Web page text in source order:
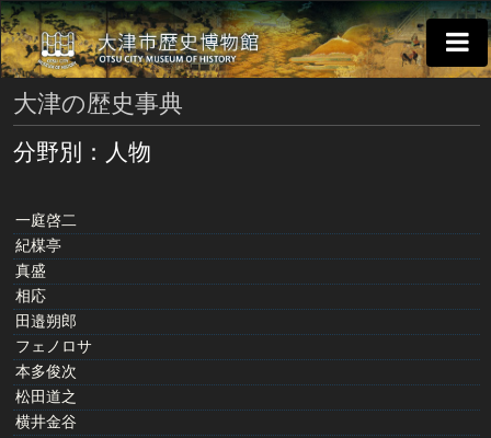
大津の歴史事典
分野別：人物
一庭啓二
紀楳亭
真盛
相応
田邉朔郎
フェノロサ
本多俊次
松田道之
横井金谷